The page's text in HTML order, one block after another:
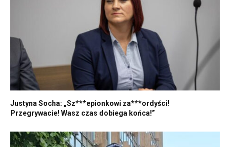
Justyna Socha: „Sz***epionkowi za***ordyści!
Przegrywacie! Wasz czas dobiega końca!”